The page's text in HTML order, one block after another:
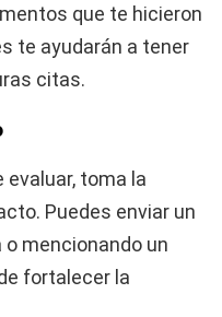
que te hicieron
te ayudarán a tener
citas.
toma la
Puedes enviar un
mencionando un
fortalecer la